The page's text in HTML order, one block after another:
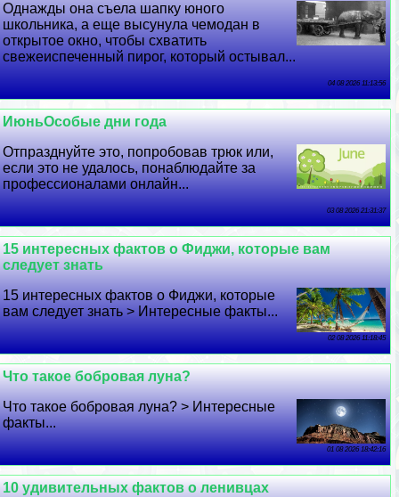
Однажды она съела шапку юного
школьника, а еще высунула чемодан в
открытое окно, чтобы схватить
свежеиспеченный пирог, который остывал...
04 08 2026 11:13:56
ИюньОсобые дни года
Отпразднуйте это, попробовав трюк или,
если это не удалось, понаблюдайте за
профессионалами онлайн...
03 08 2026 21:31:37
15 интересных фактов о Фиджи, которые вам
следует знать
15 интересных фактов о Фиджи, которые
вам следует знать > Интересные факты...
02 08 2026 11:18:45
Что такое бобровая луна?
Что такое бобровая луна? > Интересные
факты...
01 08 2026 18:42:16
10 удивительных фактов о ленивцах